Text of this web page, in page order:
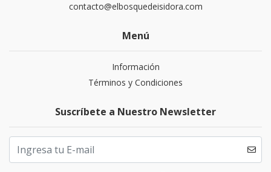
contacto@elbosquedeisidora.com
Menú
Información
Términos y Condiciones
Suscríbete a Nuestro Newsletter